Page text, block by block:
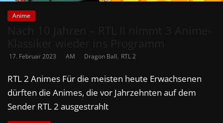
Anime
17. Februar 2023 AM Dragon Ball, RTL 2
RTL 2 Animes Für die meisten heute Erwachsenen
dürften die Animes, die vor Jahrzehnten auf dem
Sender RTL 2 ausgestrahlt